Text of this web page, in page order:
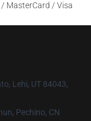
/ MasterCard / Visa
Lehi, UT 84043,
Pechino, CN